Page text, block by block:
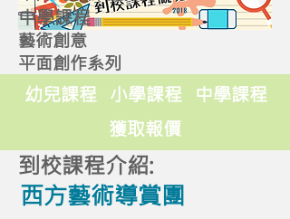
中學課程
藝術創意
平面創作系列
幼兒課程 小學課程
中學課程
獲取報價
到校課程介紹:
西方藝術導賞團